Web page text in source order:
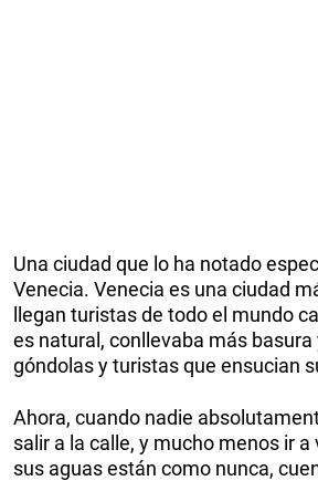
Una ciudad que lo ha notado
Venecia. Venecia es una ciudad
llegan turistas de todo el mundo
es natural, conllevaba más basura
góndolas y turistas que ensucian
Ahora, cuando nadie
salir a la calle, y mucho menos ir a
sus aguas están como nunca,